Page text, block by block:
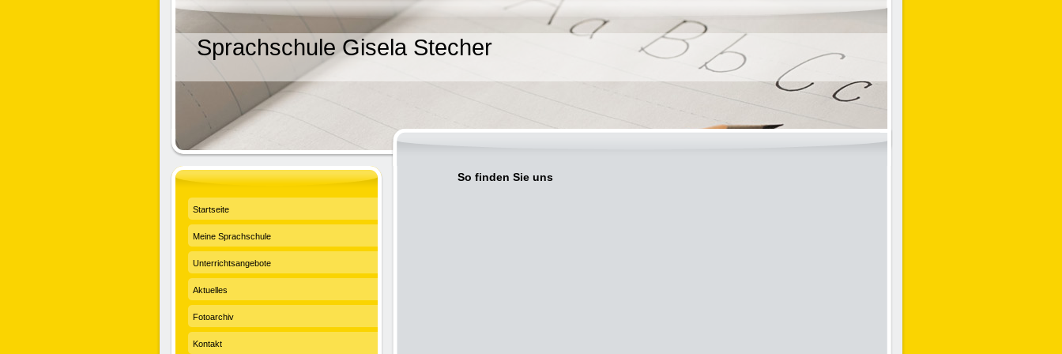
Sprachschule Gisela Stecher
So finden Sie uns
Startseite
Meine Sprachschule
Unterrichtsangebote
Aktuelles
Fotoarchiv
Kontakt